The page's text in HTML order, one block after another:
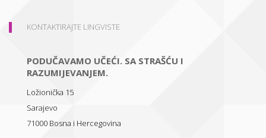
KONTAKTIRAJTE LINGVISTE
PODUČAVAMO UČEĆI. SA STRAŠĆU I
RAZUMIJEVANJEM.
Ložionička 15
Sarajevo
71000 Bosna i Hercegovina